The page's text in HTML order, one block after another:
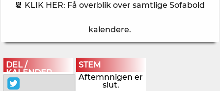
📆 KLIK HER: Få overblik over samtlige Sofabold
kalendere.
DEL /
KALENDER
STEM
Aftemnnigen er
slut.